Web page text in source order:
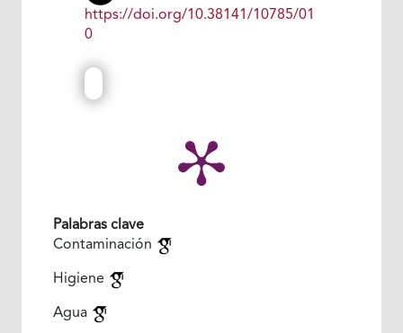
https://doi.org/10.38141/10785/01
0
Palabras clave
Contaminación
Higiene
Agua